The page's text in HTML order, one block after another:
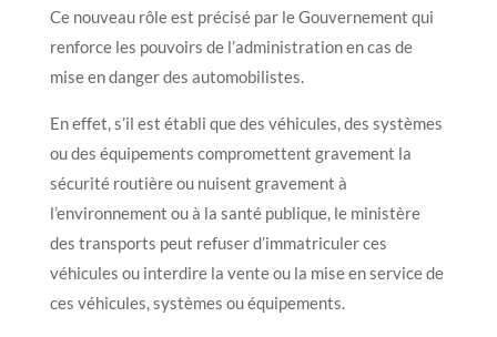
Ce nouveau rôle est précisé par le Gouvernement qui
renforce les pouvoirs de l’administration en cas de
mise en danger des automobilistes.
En effet, s’il est établi que des véhicules, des systèmes
ou des équipements compromettent gravement la
sécurité routière ou nuisent gravement à
l’environnement ou à la santé publique, le ministère
des transports peut refuser d’immatriculer ces
véhicules ou interdire la vente ou la mise en service de
ces véhicules, systèmes ou équipements.